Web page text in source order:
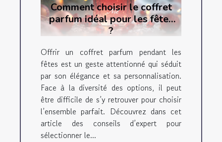
Comment choisir le coffret
parfum idéal pour les fêtes
?
Offrir un coffret parfum pendant les
fêtes est un geste attentionné qui séduit
par son élégance et sa personnalisation.
Face à la diversité des options, il peut
être difficile de s’y retrouver pour choisir
l’ensemble parfait. Découvrez dans cet
article des conseils d’expert pour
sélectionner le...